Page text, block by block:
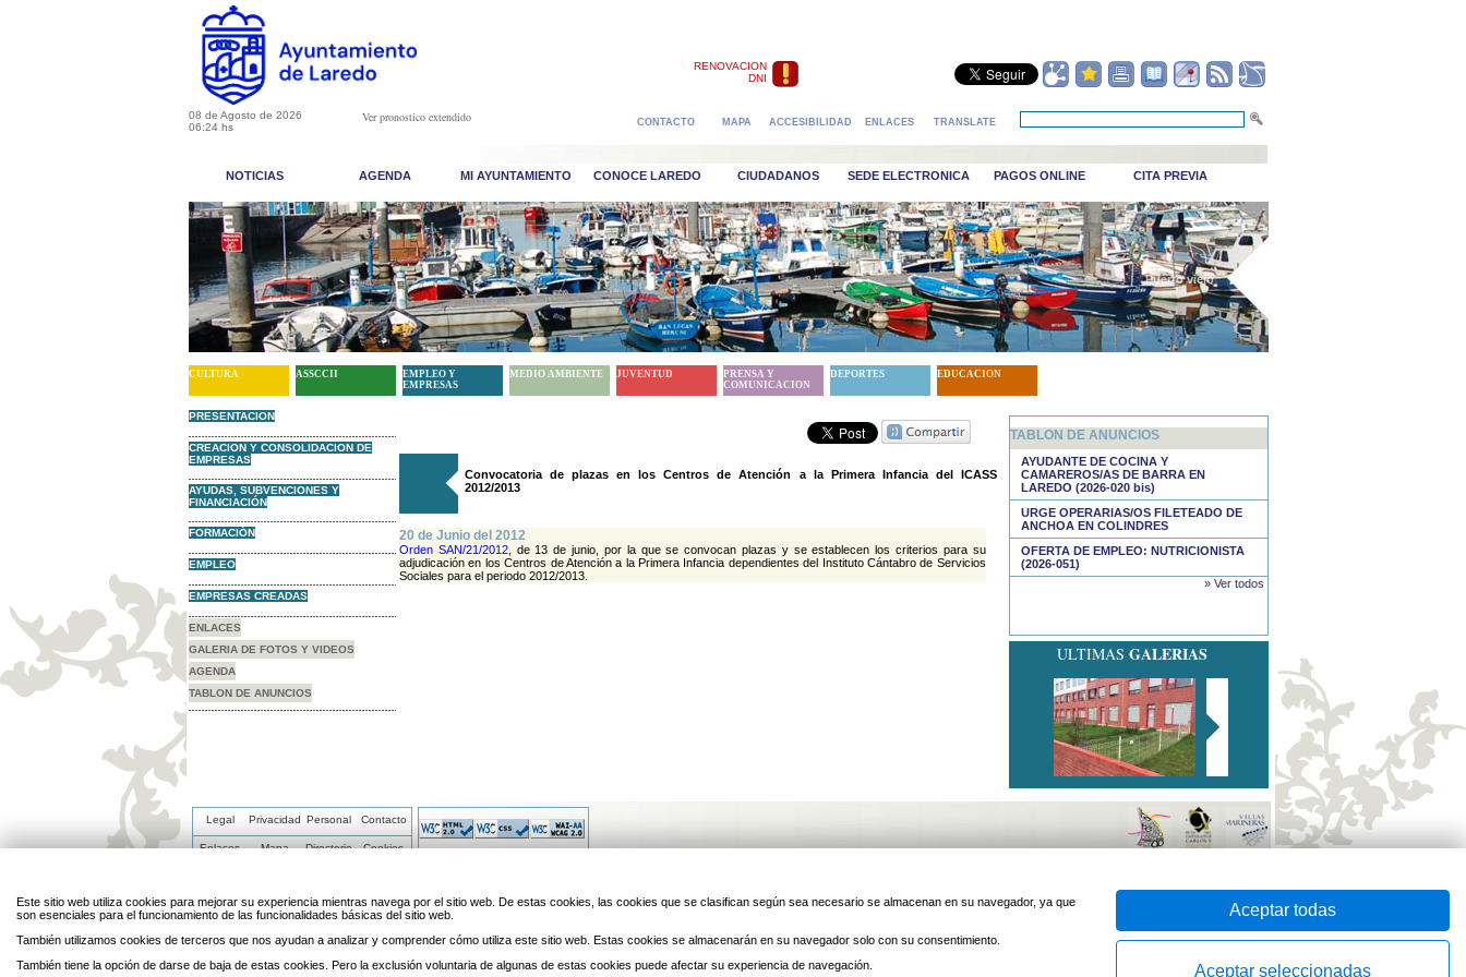
RENOVACION
DNI
08 de Agosto de 2026
06:24 hs
Ver pronostico extendido CONTACTO MAPA ACCESIBILIDAD ENLACES TRANSLATE
NOTICIAS AGENDA MI AYUNTAMIENTO CONOCE LAREDO CIUDADANOS SEDE ELECTRONICA PAGOS ONLINE CITA PREVIA
_Puerto viejo
CULTURA ASSCCII
EMPLEO Y
EMPRESAS
MEDIO AMBIENTE JUVENTUD
PRENSA Y
COMUNICACION
DEPORTES EDUCACION
PRESENTACION
CREACION Y CONSOLIDACION DE
EMPRESAS
AYUDAS, SUBVENCIONES Y
FINANCIACIÓN
FORMACIÓN
EMPLEO
EMPRESAS CREADAS
ENLACES
GALERIA DE FOTOS Y VIDEOS
AGENDA
TABLON DE ANUNCIOS
Convocatoria de plazas en los Centros de Atención a la Primera Infancia del ICASS
2012/2013
20 de Junio del 2012
Orden SAN/21/2012,
de 13 de junio, por la que se convocan plazas y se establecen los criterios para su
adjudicación en los Centros de Atención a la Primera Infancia dependientes del Instituto Cántabro de Servicios
Sociales para el periodo 2012/2013.
TABLON DE ANUNCIOS
AYUDANTE DE COCINA Y
CAMAREROS/AS DE BARRA EN
LAREDO (2026-020 bis)
URGE OPERARIAS/OS FILETEADO DE
ANCHOA EN COLINDRES
OFERTA DE EMPLEO: NUTRICIONISTA
(2026-051)
» Ver todos
ULTIMASGALERIAS
Legal Privacidad Personal Contacto
Enlaces Mapa Directorio Cookies
Desarrollado por
Este sitio web utiliza cookies para mejorar su experiencia mientras navega por el sitio web. De estas cookies, las cookies que se clasifican según sea necesario se almacenan en su navegador, ya que
son esenciales para el funcionamiento de las funcionalidades básicas del sitio web.
También utilizamos cookies de terceros que nos ayudan a analizar y comprender cómo utiliza este sitio web. Estas cookies se almacenarán en su navegador solo con su consentimiento.
También tiene la opción de darse de baja de estas cookies. Pero la exclusión voluntaria de algunas de estas cookies puede afectar su experiencia de navegación.
Aceptar todas
Aceptar seleccionadas